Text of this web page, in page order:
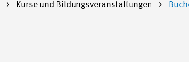
Kurse und Bildungsveranstaltungen